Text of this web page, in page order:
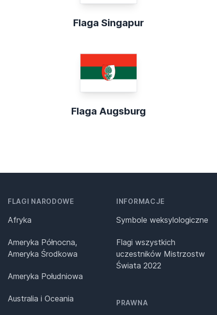
Flaga Singapur
Flaga Augsburg
FLAGI NARODOWE
Afryka
Ameryka Północna,
Ameryka Środkowa
Ameryka Południowa
Australia i Oceania
INFORMACJE
Symbole weksylologiczne
Flagi wszystkich
uczestników Mistrzostw
Świata 2022
PRAWNA